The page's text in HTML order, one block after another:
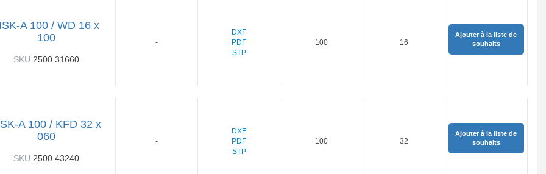
A 100 / WD 16 x
100
SKU 2500.31660
-
DXF
PDF
STP
100 16
Ajouter à la liste de
souhaits
A 100 / KFD 32 x
060
SKU 2500.43240
-
DXF
PDF
STP
100 32
Ajouter à la liste de
souhaits